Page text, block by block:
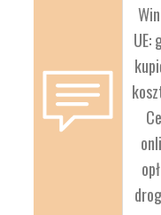
UE: